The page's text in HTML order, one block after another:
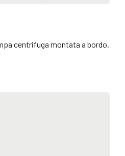
centrifuga montata a bordo.